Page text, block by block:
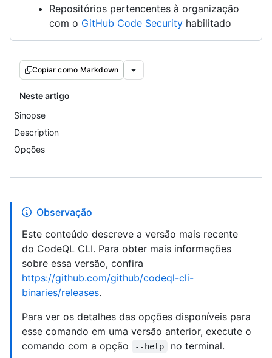
Repositórios pertencentes à organização
com o GitHub Code Security habilitado
Copiar como Markdown
Neste artigo
Sinopse
Description
Opções
Observação
Este conteúdo descreve a versão mais recente
do CodeQL CLI. Para obter mais informações
sobre essa versão, confira
https://github.com/github/codeql-cli-
binaries/releases.
Para ver os detalhes das opções disponíveis para
esse comando em uma versão anterior, execute o
comando com a opção
--help no terminal.